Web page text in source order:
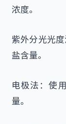
浓度。
紫外分光光
盐含量。
电极法：使
量。